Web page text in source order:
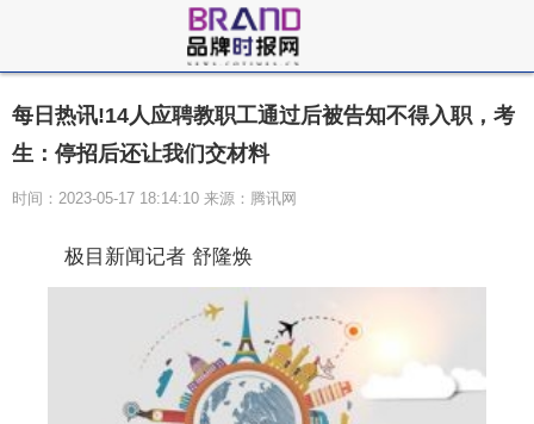
每日热讯!14人应聘教职工通过后被告知不得入职，考
生：停招后还让我们交材料
时间：2023-05-17 18:14:10 来源：腾讯网
极目新闻记者 舒隆焕